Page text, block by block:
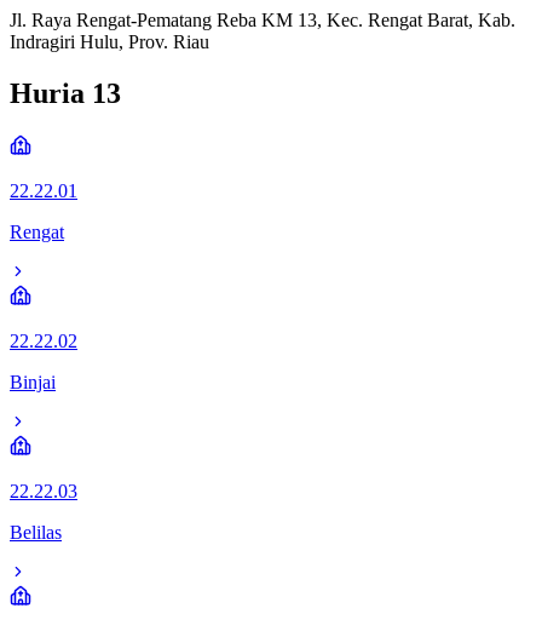
Jl. Raya Rengat-Pematang Reba KM 13, Kec. Rengat Barat, Kab.
Indragiri Hulu, Prov. Riau
Huria 13
22.22.01
Rengat
22.22.02
Binjai
22.22.03
Belilas